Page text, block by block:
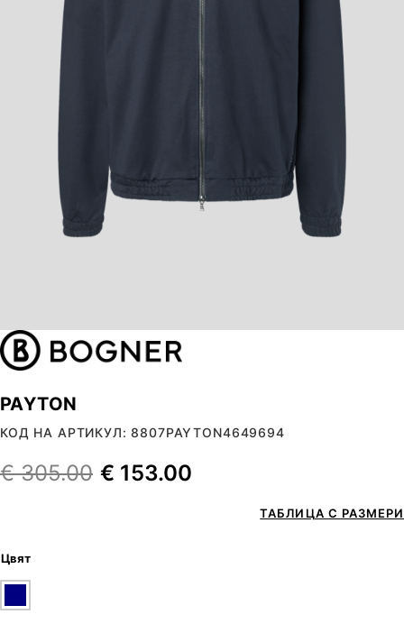
PAYTON
КОД НА АРТИКУЛ: 8807PAYTON4649694
€305.00 € 153.00
ТАБЛИЦА С РАЗМЕРИ
Цвят